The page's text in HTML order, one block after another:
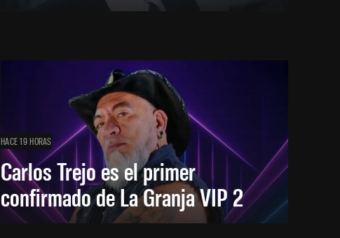
HACE 19 HORAS
Carlos Trejo es el primer
confirmado de La Granja VIP 2